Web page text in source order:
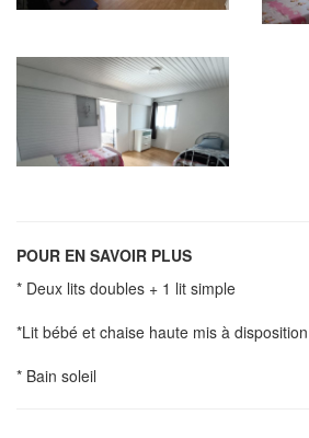
POUR EN SAVOIR PLUS
* Deux lits doubles + 1 lit simple
*Lit bébé et chaise haute mis à disposition
* Bain soleil